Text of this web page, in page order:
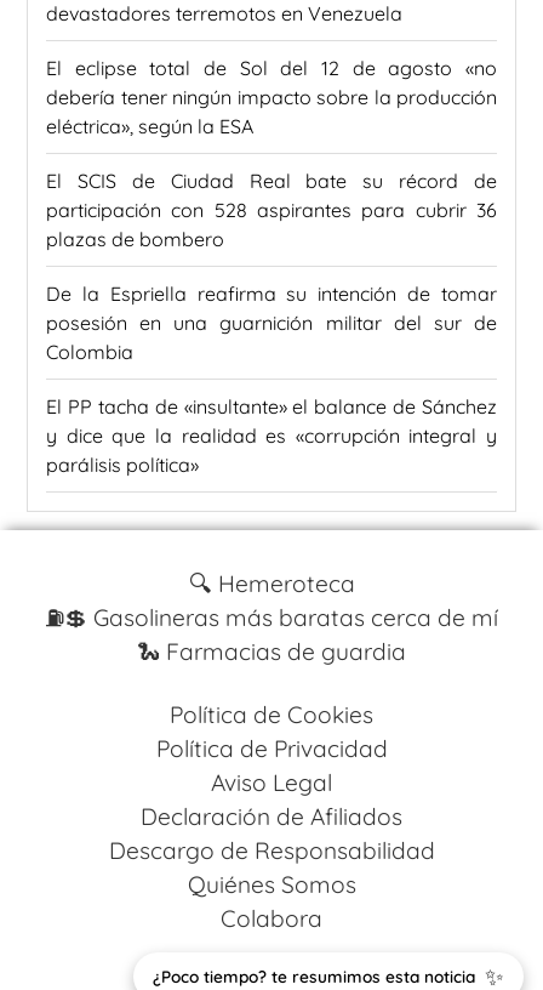
¿Poco tiempo? te resumimos esta noticia ✨
devastadores terremotos en Venezuela
El eclipse total de Sol del 12 de agosto «no
debería tener ningún impacto sobre la producción
eléctrica», según la ESA
El SCIS de Ciudad Real bate su récord de
participación con 528 aspirantes para cubrir 36
plazas de bombero
De la Espriella reafirma su intención de tomar
posesión en una guarnición militar del sur de
Colombia
El PP tacha de «insultante» el balance de Sánchez
y dice que la realidad es «corrupción integral y
parálisis política»
🔍 Hemeroteca
⛽️💲 Gasolineras más baratas cerca de mí
🐍 Farmacias de guardia
Política de Cookies
Política de Privacidad
Aviso Legal
Declaración de Afiliados
Descargo de Responsabilidad
Quiénes Somos
Colabora
Design byCodestack Solutions